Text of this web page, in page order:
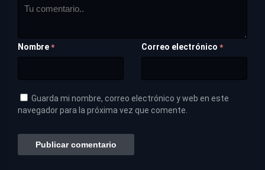
Nombre * Correo electrónico *
Guarda mi nombre, correo electrónico y web en este
navegador para la próxima vez que comente.